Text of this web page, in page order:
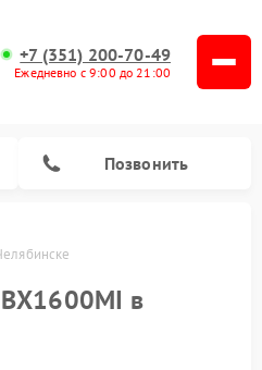
+7 (351) 200-70-49
Ежедневно с 9:00 до 21:00
Позвонить
в